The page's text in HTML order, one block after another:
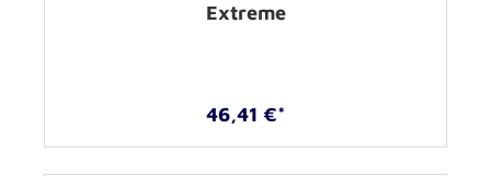
Extreme
46,41 €*